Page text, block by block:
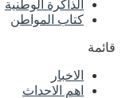
الذاكرة الوطنية
كتاب المواطن
قائمة
الاخبار
اهم الاحداث